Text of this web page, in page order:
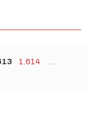
Pagina
1.614 …